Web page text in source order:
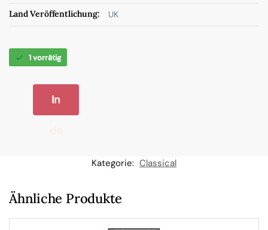
Land Veröffentlichung: UK
1 vorrätig
In
W
Kategorie: Classical
Ähnliche Produkte